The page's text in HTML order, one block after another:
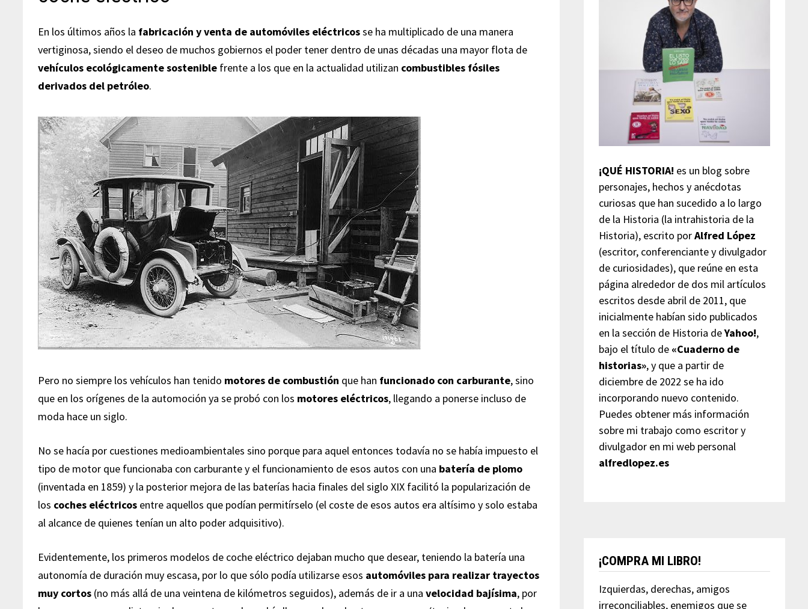
En los últimos años la fabricación y venta de automóviles eléctricosse ha multiplicado de una manera
vertiginosa, siendo el deseo de muchos gobiernos el poder tener dentro de unas décadas una mayor flota de
vehículos ecológicamente sostenible frente a los que en la actualidad utilizan combustibles fósiles
derivados del petróleo.
Pero no siempre los vehículos han tenido motores de combustión que han funcionado con carburante, sino
que en los orígenes de la automoción ya se probó con los motores eléctricos, llegando a ponerse incluso de
moda hace un siglo.
No se hacía por cuestiones medioambientales sino porque para aquel entonces todavía no se había impuesto el
tipo de motor que funcionaba con carburante y el funcionamiento de esos autos con una batería de plomo
(inventada en 1859) y la posterior mejora de las baterías hacia finales del siglo XIX facilitó la popularización de
los coches eléctricos entre aquellos que podían permitírselo (el coste de esos autos era altísimo y solo estaba
al alcance de quienes tenían un alto poder adquisitivo).
Evidentemente, los primeros modelos de coche eléctrico dejaban mucho que desear, teniendo la batería una
autonomía de duración muy escasa, por lo que sólo podía utilizarse esos automóviles para realizar trayectos
muy cortos (no más allá de una veintena de kilómetros seguidos), además de ir a unavelocidad bajísima, por
¡QUÉ HISTORIA! es un blog sobre
personajes, hechos y anécdotas
curiosas que han sucedido a lo largo
de la Historia (la intrahistoria de la
Historia), escrito porAlfred López
(escritor, conferenciante y divulgador
de curiosidades), que reúne en esta
página alrededor de dos mil artículos
escritos desde abril de 2011, que
inicialmente habían sido publicados
en la sección de Historia deYahoo!,
bajo el título de «Cuaderno de
historias», y que a partir de
diciembre de 2022 se ha ido
incorporando nuevo contenido.
Puedes obtener más información
sobre mi trabajo como escritor y
divulgador en mi web personal
alfredlopez.es
¡COMPRA MI LIBRO!
Izquierdas, derechas, amigos
irreconciliables, enemigos que se